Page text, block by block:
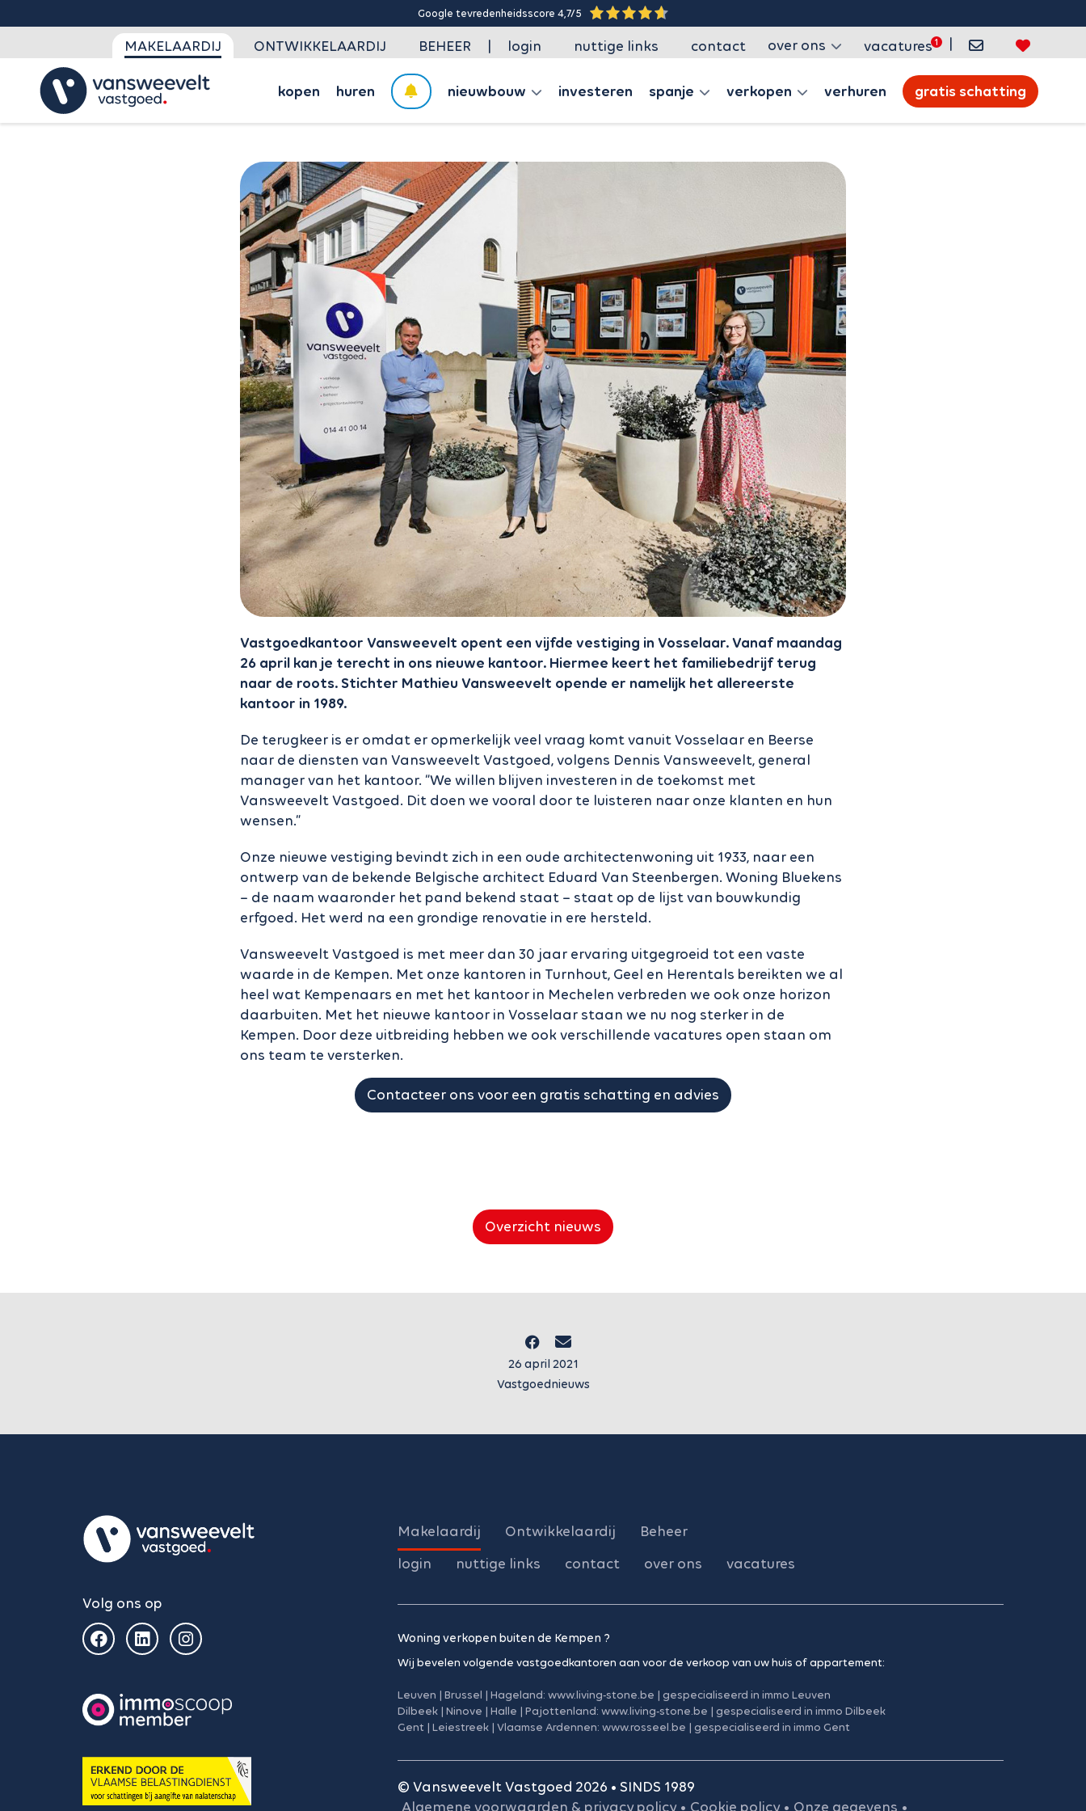
Google tevredenheidsscore 4,7/5
MAKELAARDIJ ONTWIKKELAARDIJ BEHEER | login nuttige links contact over ons vacatures |
kopen huren nieuwbouw investeren spanje verkopen verhuren gratis schatting
Vastgoedkantoor Vansweevelt opent een vijfde vestiging in Vosselaar. Vanaf maandag
26 april kan je terecht in ons nieuwe kantoor. Hiermee keert het familiebedrijf terug
naar de roots. Stichter Mathieu Vansweevelt opende er namelijk het allereerste
kantoor in 1989.
De terugkeer is er omdat er opmerkelijk veel vraag komt vanuit Vosselaar en Beerse
naar de diensten van Vansweevelt Vastgoed, volgens Dennis Vansweevelt, general
manager van het kantoor. “We willen blijven investeren in de toekomst met
Vansweevelt Vastgoed. Dit doen we vooral door te luisteren naar onze klanten en hun
wensen.”
Onze nieuwe vestiging bevindt zich in een oude architectenwoning uit 1933, naar een
ontwerp van de bekende Belgische architect Eduard Van Steenbergen. Woning Bluekens
– de naam waaronder het pand bekend staat – staat op de lijst van bouwkundig
erfgoed. Het werd na een grondige renovatie in ere hersteld.
Vansweevelt Vastgoed is met meer dan 30 jaar ervaring uitgegroeid tot een vaste
waarde in de Kempen. Met onze kantoren in Turnhout, Geel en Herentals bereikten we al
heel wat Kempenaars en met het kantoor in Mechelen verbreden we ook onze horizon
daarbuiten. Met het nieuwe kantoor in Vosselaar staan we nu nog sterker in de
Kempen. Door deze uitbreiding hebben we ook verschillende vacatures open staan om
ons team te versterken.
Contacteer ons voor een gratis schatting en advies
Overzicht nieuws
26 april 2021
Vastgoednieuws
Volg ons op
Makelaardij Ontwikkelaardij
Beheer
login
nuttige links contact over ons vacatures
Woning verkopen buiten de Kempen ?
Wij bevelen volgende vastgoedkantoren aan voor de verkoop van uw huis of appartement:
Leuven | Brussel | Hageland: www.living-stone.be | gespecialiseerd in immo Leuven
Dilbeek | Ninove | Halle | Pajottenland: www.living-stone.be | gespecialiseerd in immo Dilbeek
Gent | Leiestreek | Vlaamse Ardennen: www.rosseel.be | gespecialiseerd in immo Gent
© Vansweevelt Vastgoed 2026 • SINDS 1989
Algemene voorwaarden & privacy policy • Cookie policy • Onze gegevens •